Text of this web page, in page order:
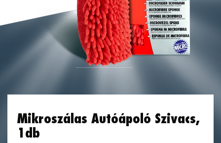
Mikroszálas Autóápoló Szivacs,
1db